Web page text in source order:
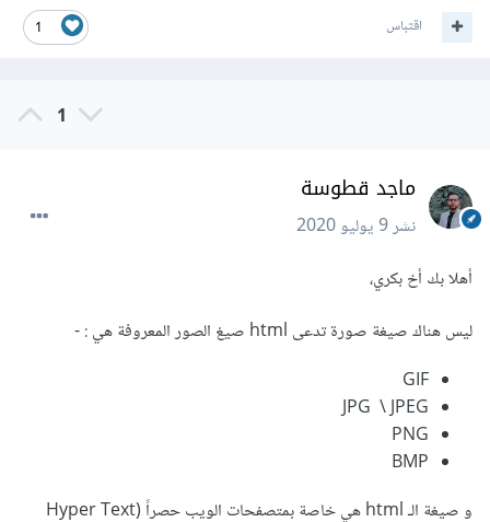
1 اقتباس
1
ماجد قطوسة
نشر9 يوليو 2020
أهلا بك أخ بكري،
ليس هناك صيغة صورة تدعى html صيغ الصور المعروفة هي : -
GIF
JPG \ JPEG
PNG
BMP
و صيغة الـ html هي خاصة بمتصفحات الويب حصراً (Hyper Text